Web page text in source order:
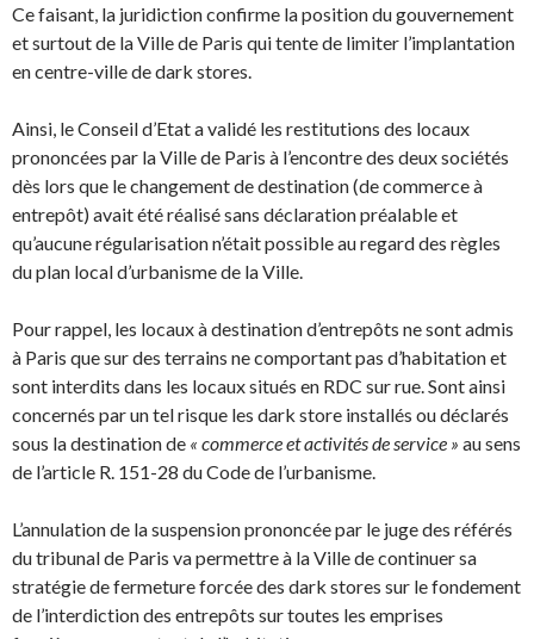
Ce faisant, la juridiction confirme la position du gouvernement
et surtout de la Ville de Paris qui tente de limiter l’implantation
en centre-ville de dark stores.
Ainsi, le Conseil d’Etat a validé les restitutions des locaux
prononcées par la Ville de Paris à l’encontre des deux sociétés
dès lors que le changement de destination (de commerce à
entrepôt) avait été réalisé sans déclaration préalable et
qu’aucune régularisation n’était possible au regard des règles
du plan local d’urbanisme de la Ville.
Pour rappel, les locaux à destination d’entrepôts ne sont admis
à Paris que sur des terrains ne comportant pas d’habitation et
sont interdits dans les locaux situés en RDC sur rue. Sont ainsi
concernés par un tel risque les dark store installés ou déclarés
sous la destination de « commerce et activités de service » au sens
de l’article R. 151-28 du Code de l’urbanisme.
L’annulation de la suspension prononcée par le juge des référés
du tribunal de Paris va permettre à la Ville de continuer sa
stratégie de fermeture forcée des dark stores sur le fondement
de l’interdiction des entrepôts sur toutes les emprises